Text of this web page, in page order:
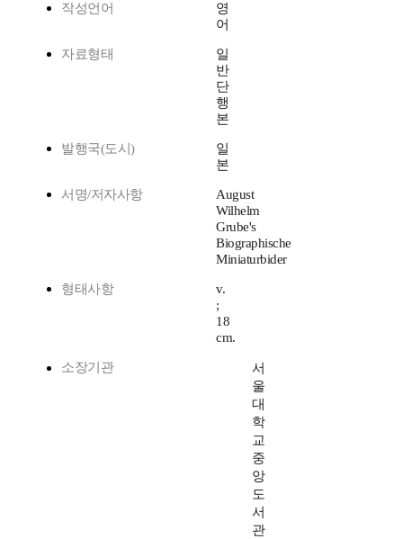
작성언어
영
어
자료형태
일
반
단
행
본
발행국(도시)
일
본
서명/저자사항
August
Wilhelm
Grube's
Biographische
Miniaturbider
형태사항
v.
;
18
cm.
소장기관
서
울
대
학
교
중
앙
도
서
관